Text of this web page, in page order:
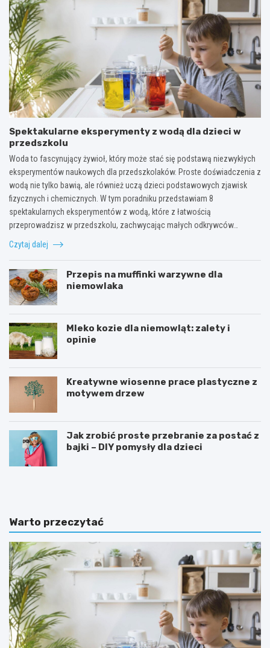
Spektakularne eksperymenty z wodą dla dzieci w
przedszkolu
Woda to fascynujący żywioł, który może stać się podstawą niezwykłych
eksperymentów naukowych dla przedszkolaków. Proste doświadczenia z
wodą nie tylko bawią, ale również uczą dzieci podstawowych zjawisk
fizycznych i chemicznych. W tym poradniku przedstawiam 8
spektakularnych eksperymentów z wodą, które z łatwością
przeprowadzisz w przedszkolu, zachwycając małych odkrywców…
Czytaj dalej
Przepis na muffinki warzywne dla
niemowlaka
Mleko kozie dla niemowląt: zalety i
opinie
Kreatywne wiosenne prace plastyczne z
motywem drzew
Jak zrobić proste przebranie za postać z
bajki – DIY pomysły dla dzieci
T
c
a
m
o
t
y
w
a
c
y
j
D
e
g
o
t
a
k
w
a
ż
n
e
Warto przeczytać